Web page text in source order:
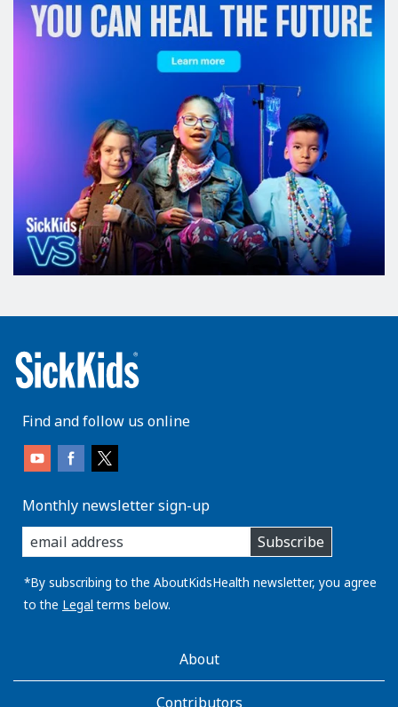
Find and follow us online
Monthly newsletter sign-up
enter
you
email
address:
Subscribe
*By subscribing to the AboutKidsHealth newsletter, you agree
to the Legal terms below.
AboutKidsHealthAbout
Contributors